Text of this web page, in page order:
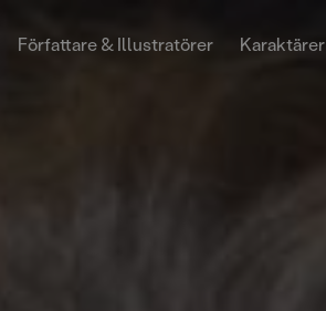
Författare & Illustratörer Karaktärer